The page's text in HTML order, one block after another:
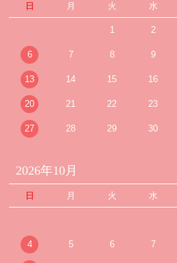
日 月 火 水
1 2
6 7 8 9
13 14 15 16
20 21 22 23
27 28 29 30
2026年10月
日 月 火 水
4 5 6 7